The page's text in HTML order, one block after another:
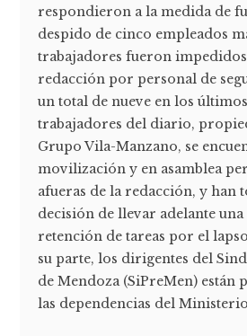
respondieron a la medida de
despido de cinco empleados
trabajadores fueron
redacción por personal de
un total de nueve en los
trabajadores del diario,
Grupo Vila-Manzano, se
movilización y en asamblea
afueras de la redacción, y han
decisión de llevar adelante
retención de tareas por el
su parte, los dirigentes del
de Mendoza (SiPreMen) están
las dependencias del